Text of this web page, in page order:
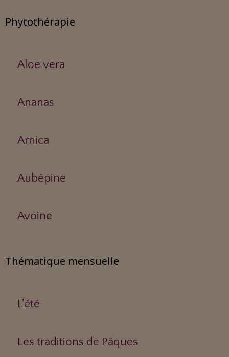
Phytothérapie
Aloe vera
Ananas
Arnica
Aubépine
Avoine
Thématique mensuelle
L'été
Les traditions de Pâques